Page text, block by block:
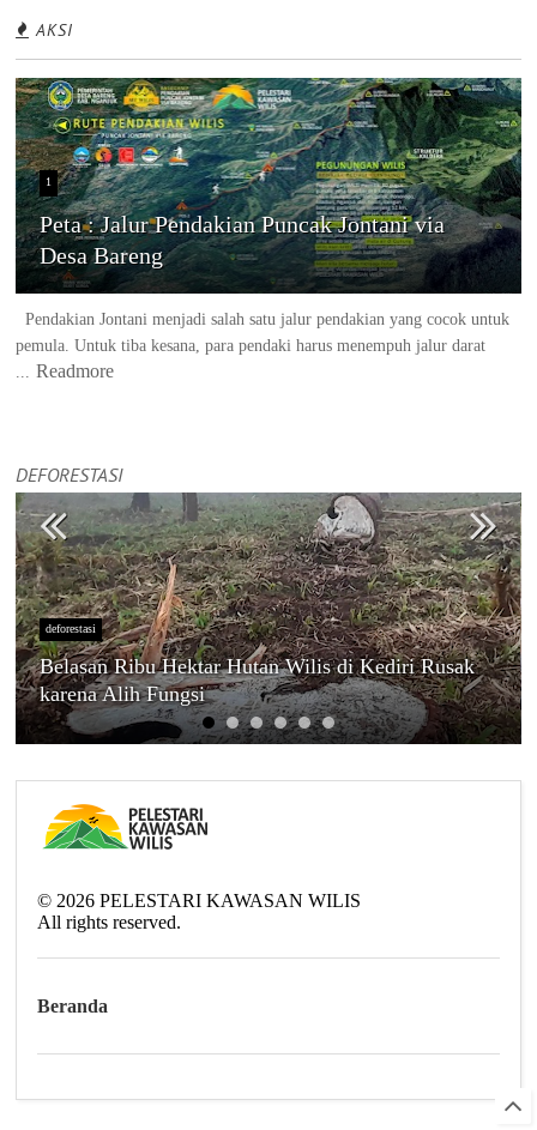
AKSI
1
Peta : Jalur Pendakian Puncak Jontani via
Desa Bareng
Pendakian Jontani menjadi salah satu jalur pendakian yang cocok untuk
pemula. Untuk tiba kesana, para pendaki harus menempuh jalur darat
Readmore
DEFORESTASI
deforestasi
Belasan Ribu Hektar Hutan Wilis di Kediri Rusak
karena Alih Fungsi
© 2026 PELESTARI KAWASAN WILIS
All rights reserved.
Beranda